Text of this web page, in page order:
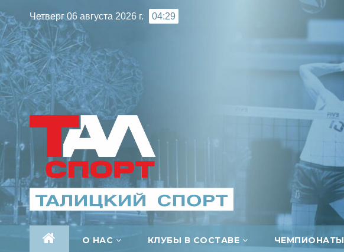
к
содержимому
Четверг 06 августа 2026 г. 04:29
О НАС КЛУБЫ В СОСТАВЕ ЧЕМПИОНАТЫ